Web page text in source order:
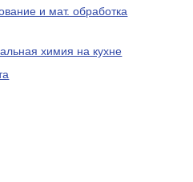
и мат. обработка
химия на кухне